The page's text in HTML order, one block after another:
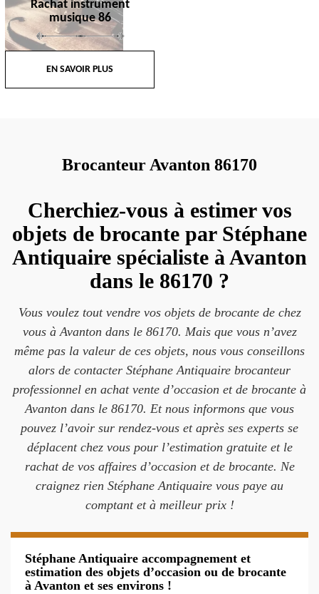
Rachat instrument
musique 86
EN SAVOIR PLUS
Brocanteur Avanton 86170
Cherchiez-vous à estimer vos
objets de brocante par Stéphane
Antiquaire spécialiste à Avanton
dans le 86170 ?
Vous voulez tout vendre vos objets de brocante de chez
vous à Avanton dans le 86170. Mais que vous n’avez
même pas la valeur de ces objets, nous vous conseillons
alors de contacter Stéphane Antiquaire brocanteur
professionnel en achat vente d’occasion et de brocante à
Avanton dans le 86170. Et nous informons que vous
pouvez l’avoir sur rendez-vous et après ses experts se
déplacent chez vous pour l’estimation gratuite et le
rachat de vos affaires d’occasion et de brocante. Ne
craignez rien Stéphane Antiquaire vous paye au
comptant et à meilleur prix !
Stéphane Antiquaire accompagnement et
estimation des objets d’occasion ou de brocante
à Avanton et ses environs !